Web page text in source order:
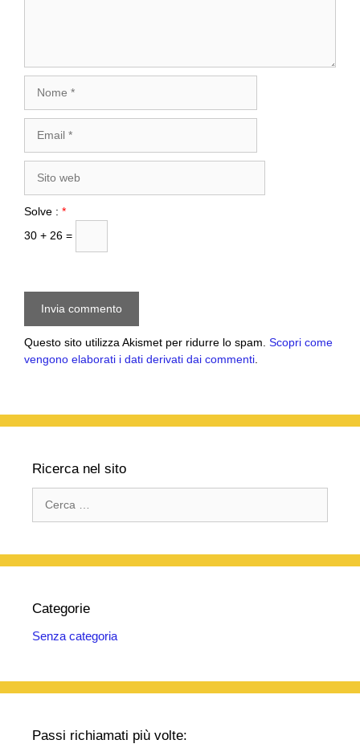
web
Solve : *
30 + 26 =
Questo sito utilizza Akismet per ridurre lo spam. Scopri come
vengono elaborati i dati derivati dai commenti.
Ricerca nel sito
per:
Categorie
Senza categoria
Passi richiamati più volte: